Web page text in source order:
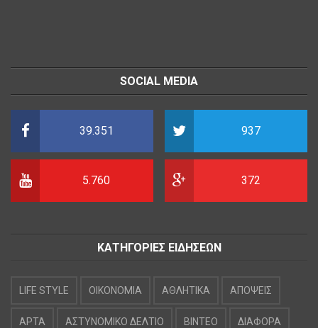
SOCIAL MEDIA
39.351 937
5.760 372
ΚΑΤΗΓΟΡΙΕΣ ΕΙΔΗΣΕΩΝ
LIFE STYLE OIKONOMIA ΑΘΛΗΤΙΚΑ ΑΠΟΨΕΙΣ
ΑΡΤΑ ΑΣΤΥΝΟΜΙΚΟ ΔΕΛΤΙΟ ΒΙΝΤΕΟ ΔΙΑΦΟΡΑ